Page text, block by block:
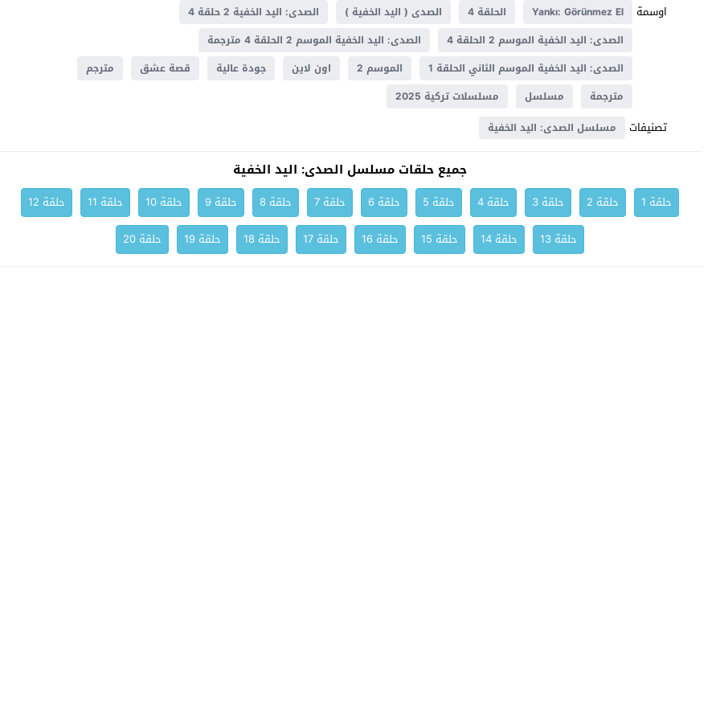
اوسمة Yankı: Görünmez El الحلقة 4 الصدى ( اليد الخفية )
الصدى: اليد الخفية 2 حلقة 4
الصدى: اليد الخفية الموسم 2 الحلقة 4
الصدى: اليد الخفية الموسم 2 الحلقة 4 مترجمة
الصدى: اليد الخفية الموسم الثاني الحلقة 1
الموسم 2 اون لاين جودة عالية قصة عشق
مترجم
مترجمة
مسلسل مسلسلات تركية 2025
تصنيفات مسلسل الصدى: اليد الخفية
جميع حلقات مسلسل الصدى: اليد الخفية
حلقة 1 حلقة 2 حلقة 3 حلقة 4 حلقة 5 حلقة 6 حلقة 7 حلقة 8 حلقة 9 حلقة 10 حلقة 11
حلقة 12
حلقة 13
حلقة 14 حلقة 15 حلقة 16 حلقة 17 حلقة 18 حلقة 19 حلقة 20